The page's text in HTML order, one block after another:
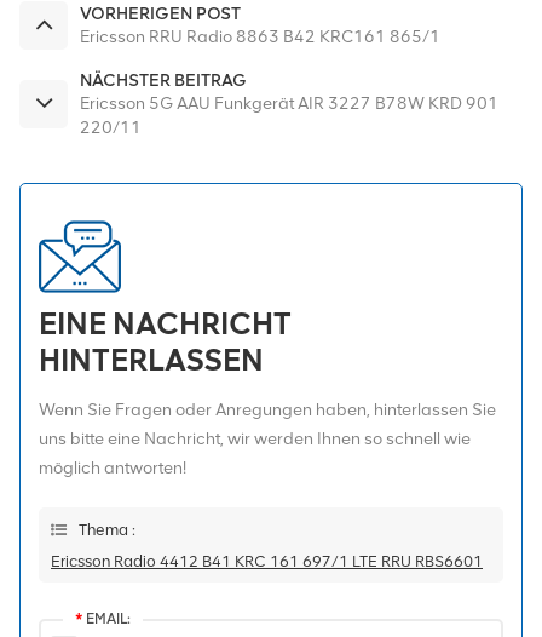
VORHERIGEN POST
Ericsson RRU Radio 8863 B42 KRC161 865/1
NÄCHSTER BEITRAG
Ericsson 5G AAU Funkgerät AIR 3227 B78W KRD 901
220/11
EINE NACHRICHT
HINTERLASSEN
Wenn Sie Fragen oder Anregungen haben, hinterlassen Sie
uns bitte eine Nachricht, wir werden Ihnen so schnell wie
möglich antworten!
Thema :
Ericsson Radio 4412 B41 KRC 161 697/1 LTE RRU RBS6601
* EMAIL: